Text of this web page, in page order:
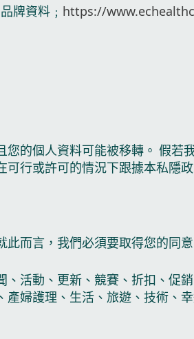
牌資料﹔ https://
的個人資料可能被移轉。 假若
行或許可的情況下跟據本私隱政
而言，我們必須要取得您的同意
活動、更新、競賽、折扣、促
婦護理、生活、旅遊、技術、